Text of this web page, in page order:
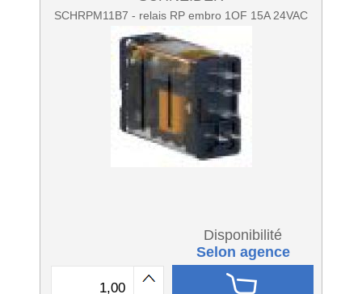
SCHRPM11B7 - relais RP embro 1OF 15A 24VAC
Disponibilité
Selon agence